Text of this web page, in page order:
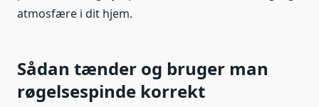
atmosfære i dit hjem.
Sådan tænder og bruger man
røgelsespinde korrekt